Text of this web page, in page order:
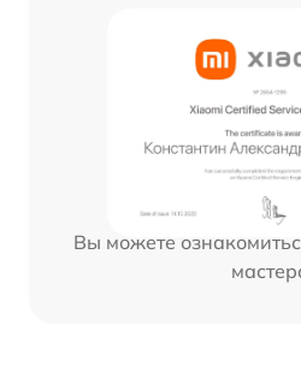
Вы можете